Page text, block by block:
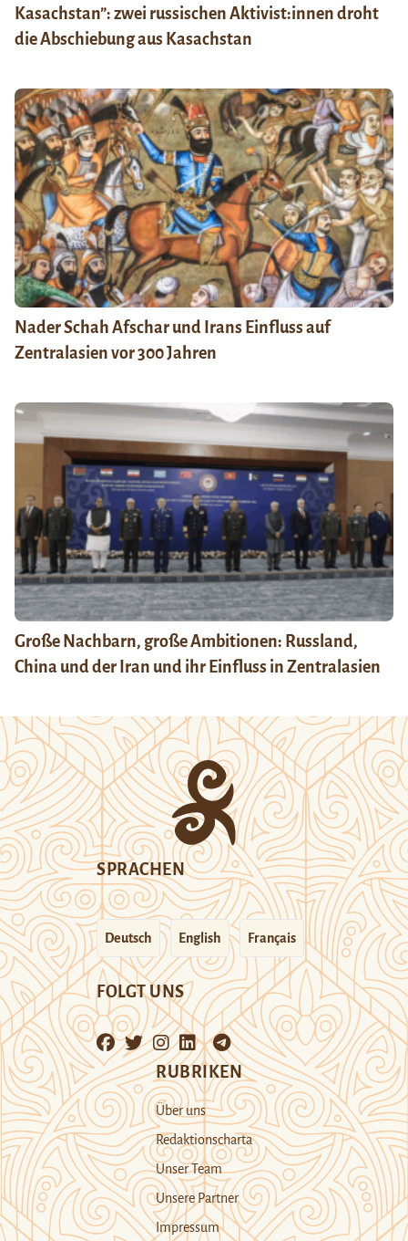
Kasachstan”: zwei russischen Aktivist:innen droht
die Abschiebung aus Kasachstan
Nader Schah Afschar und Irans Einfluss auf
Zentralasien vor 300 Jahren
Große Nachbarn, große Ambitionen: Russland,
China und der Iran und ihr Einfluss in Zentralasien
SPRACHEN
Deutsch English Français
FOLGT UNS
RUBRIKEN
Über uns
Redaktionscharta
Unser Team
Unsere Partner
Impressum